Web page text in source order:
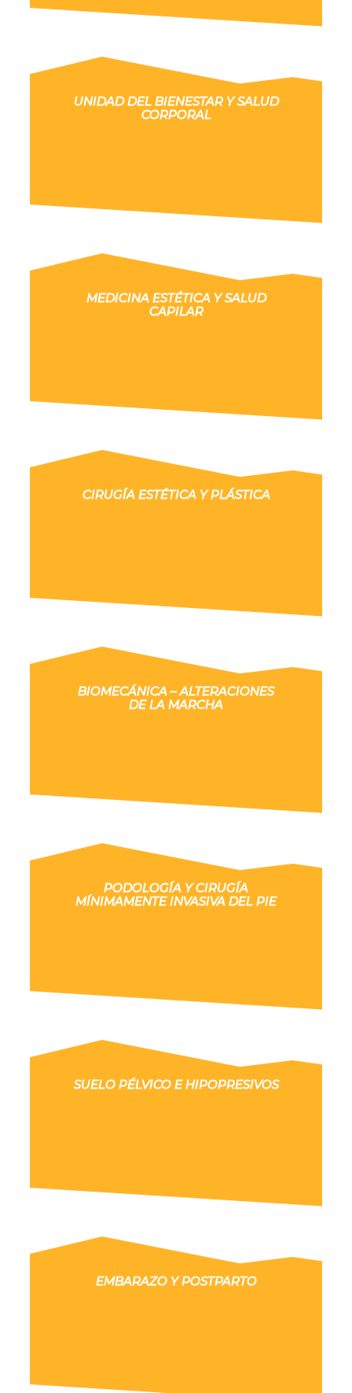
UNIDAD DEL BIENESTAR Y SALUD
CORPORAL
MEDICINA ESTÉTICA Y SALUD
CAPILAR
CIRUGÍA ESTÉTICA Y PLÁSTICA
BIOMECÁNICA – ALTERACIONES
DE LA MARCHA
PODOLOGÍA Y CIRUGÍA
MÍNIMAMENTE INVASIVA DEL PIE
SUELO PÉLVICO E HIPOPRESIVOS
EMBARAZO Y POSTPARTO